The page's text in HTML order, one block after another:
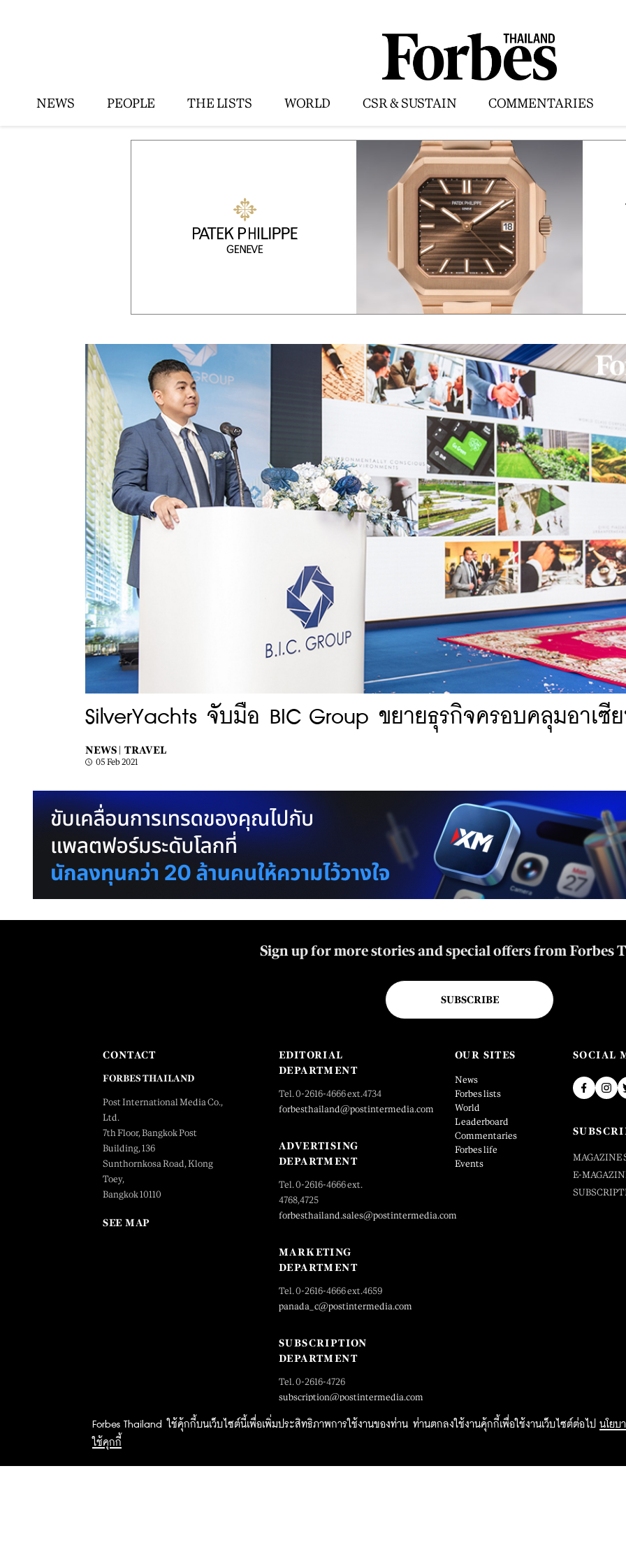
NEWS PEOPLE THE LISTS WORLD CSR & SUSTAIN COMMENTARIES
SilverYachts จับมือ BIC Group ขยายธุรกิจครอบคลุมอาเซี
NEWS | TRAVEL
05 Feb 2021
Forbes Thailand ใช้คุ้กกี้บนเว็บไซต์นี้เพื่อเพิ่มประสิทธิภาพการใช้งานของท่าน ท่านตกลงใช้งานคุ้กกี้เพื่อใช้งานเว็บไซต์ต่อไป
นโยบ
ใช้คุกกี้
Sign up for more stories and special offers from Forbes
SUBSCRIBE
CONTACT
FORBES THAILAND
Post International Media Co.,
Ltd.
7th Floor, Bangkok Post
Building, 136
Sunthornkosa Road, Klong
Toey,
Bangkok 10110
SEE MAP
EDITORIAL
DEPARTMENT
Tel. 0-2616-4666 ext.4734
forbesthailand@postintermedia.com
ADVERTISING
DEPARTMENT
Tel. 0-2616-4666 ext.
4768,4725
forbesthailand.sales@postintermedia.com
MARKETING
DEPARTMENT
Tel. 0-2616-4666 ext.4659
panada_c@postintermedia.com
SUBSCRIPTION
DEPARTMENT
Tel. 0-2616-4726
subscription@postintermedia.com
OUR SITES
News
Forbes lists
World
Leaderboard
Commentaries
Forbes life
Events
SOCIAL
MAGAZINE
E-